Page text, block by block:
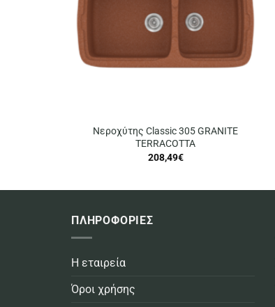
Νεροχύτης Classic 305 GRANITE
TERRACOTTA
208,49€
ΠΛΗΡΟΦΟΡΙΕΣ
Η εταιρεία
Όροι χρήσης